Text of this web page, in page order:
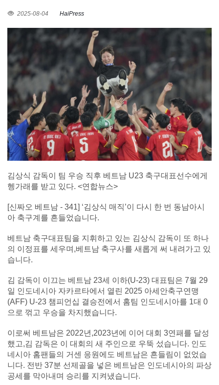
2025-08-04 HaiPress
김상식 감독이 팀 우승 직후 베트남 U23 축구대표선수에게
헹가래를 받고 있다. <연합뉴스>
[신짜오 베트남 - 341] ‘김상식 매직’이 다시 한 번 동남아시
아 축구계를 흔들었습니다.
베트남 축구대표팀을 지휘하고 있는 김상식 감독이 또 하나
의 이정표를 세우며,베트남 축구사를 새롭게 써 내려가고 있
습니다.
김 감독이 이끄는 베트남 23세 이하(U-23) 대표팀은 7월 29
일 인도네시아 자카르타에서 열린 2025 아세안축구연맹
(AFF) U-23 챔피언십 결승전에서 홈팀 인도네시아를 1대 0
으로 꺾고 우승을 차지했습니다.
이로써 베트남은 2022년,2023년에 이어 대회 3연패를 달성
했고,김 감독은 이 대회의 새 주인으로 우뚝 섰습니다. 인도
네시아 홈팬들의 거센 응원에도 베트남은 흔들림이 없었습
니다. 전반 37분 선제골을 넣은 베트남은 인도네시아의 파상
공세를 막아내며 승리를 지켜냈습니다.